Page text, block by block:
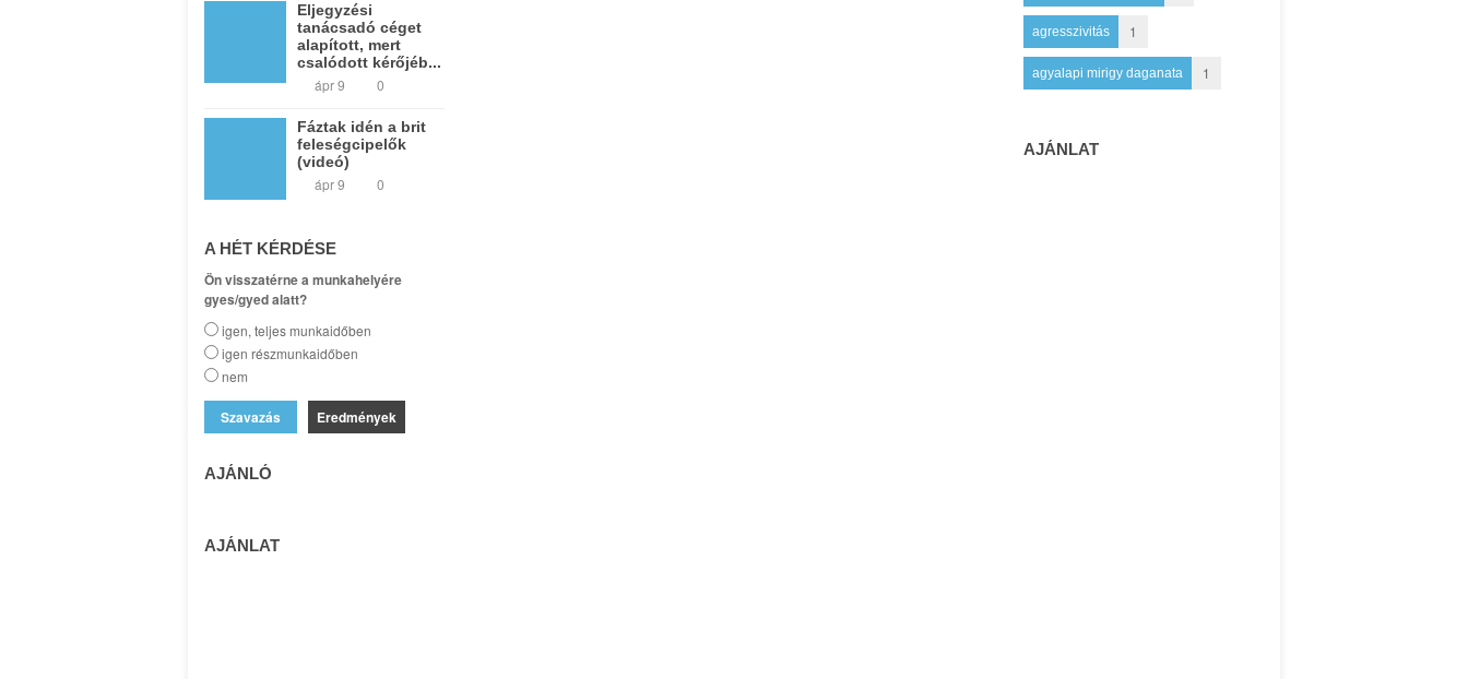
Eljegyzési
tanácsadó céget
alapított, mert
csalódott kérőjéb...
ápr 9 0
Fáztak idén a brit
feleségcipelők
(videó)
ápr 9 0
A HÉT KÉRDÉSE
Ön visszatérne a munkahelyére
gyes/gyed alatt?
igen, teljes munkaidőben
igen részmunkaidőben
nem
Eredmények
AJÁNLÓ
AJÁNLAT
agresszivitás 1
agyalapi mirigy daganata 1
AJÁNLAT